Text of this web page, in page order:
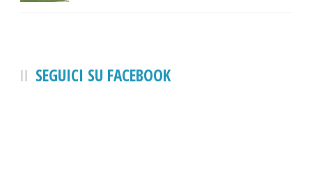
SEGUICI SU FACEBOOK